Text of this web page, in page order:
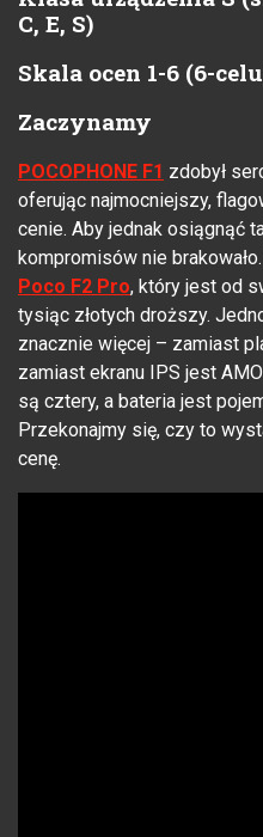
C, E, S)
Skala ocen 1-6 (6-
Zaczynamy
POCOPHONE F1 zdobył
oferując najmocniejszy,
cenie. Aby jednak osiągnąć
kompromisów nie
Poco F2 Pro, który jest od
tysiąc złotych droższy.
znacznie więcej – zamiast
zamiast ekranu IPS jest
są cztery, a bateria jest
Przekonajmy się, czy to
cenę.